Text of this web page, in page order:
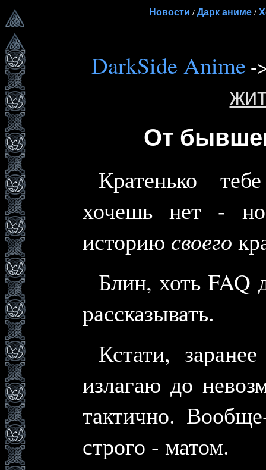
Новости / Дарк аниме/
DarkSide Anime -
От
Кратенько
хочешь нет -
историю своего
Блин, хоть FAQ
рассказывать.
Кстати,
излагаю до
тактично.
строго - матом.